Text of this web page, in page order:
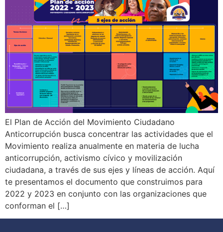
El Plan de Acción del Movimiento Ciudadano
Anticorrupción busca concentrar las actividades que el
Movimiento realiza anualmente en materia de lucha
anticorrupción, activismo cívico y movilización
ciudadana, a través de sus ejes y líneas de acción. Aquí
te presentamos el documento que construimos para
2022 y 2023 en conjunto con las organizaciones que
conforman el […]